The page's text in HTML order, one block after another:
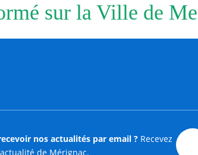
sur la Ville de
nos actualités par email ?Recevez
de Mérignac.